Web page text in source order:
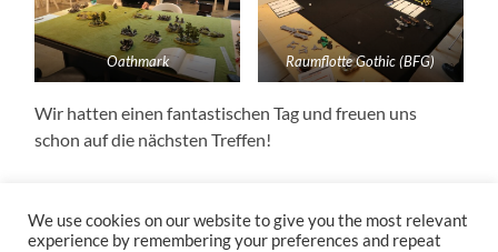
Oathmark Raumflotte Gothic (BFG)
Wir hatten einen fantastischen Tag und freuen uns
schon auf die nächsten Treffen!
We use cookies on our website to give you the most relevant
experience by remembering your preferences and repeat